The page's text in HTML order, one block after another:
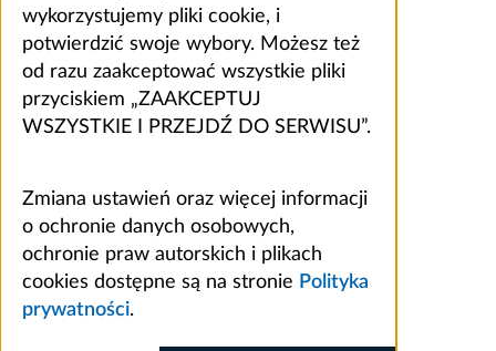
wykorzystujemy pliki cookie, i
potwierdzić swoje wybory. Możesz też
od razu zaakceptować wszystkie pliki
przyciskiem „ZAAKCEPTUJ
WSZYSTKIE I PRZEJDŹ DO SERWISU”.
Zmiana ustawień oraz więcej informacji
o ochronie danych osobowych,
ochronie praw autorskich i plikach
cookies dostępne są na stronie Polityka
prywatności.